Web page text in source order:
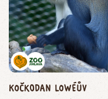
kočkodan Lowéův